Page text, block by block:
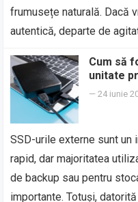
frumusețe naturală. Dacă
autentică, departe de
Cum să
unitate
—24 iunie
SSD-urile externe sunt
rapid, dar majoritatea
de backup sau pentru
importante. Totuși,